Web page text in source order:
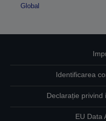
Global
Identificarea
Declarație privind
EU Data